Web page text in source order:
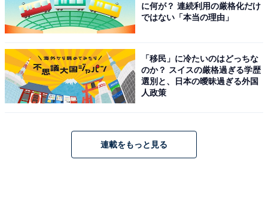
に何が？ 連続利用の厳格化だけ
ではない「本当の理由」
「移民」に冷たいのはどっちな
のか？ スイスの厳格過ぎる学歴
選別と、日本の曖昧過ぎる外国
人政策
連載をもっと見る